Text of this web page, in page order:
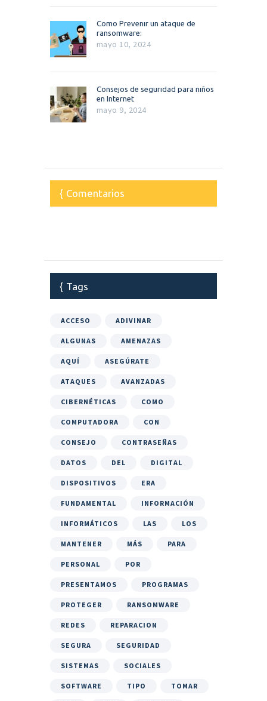
Como Prevenir un ataque de
ransomware:
mayo 10, 2024
Consejos de seguridad para niños
en Internet
mayo 9, 2024
Comentarios
Tags
ACCESO ADIVINAR
ALGUNAS AMENAZAS
AQUÍ ASEGÚRATE
ATAQUES AVANZADAS
CIBERNÉTICAS COMO
COMPUTADORA CON
CONSEJO CONTRASEÑAS
DATOS DEL DIGITAL
DISPOSITIVOS ERA
FUNDAMENTAL INFORMACIÓN
INFORMÁTICOS LAS LOS
MANTENER MÁS PARA
PERSONAL POR
PRESENTAMOS PROGRAMAS
PROTEGER RANSOMWARE
REDES REPARACION
SEGURA SEGURIDAD
SISTEMAS SOCIALES
SOFTWARE TIPO TOMAR